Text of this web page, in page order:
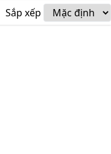
Sắp xếp